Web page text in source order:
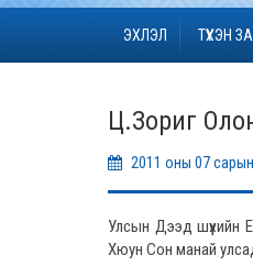
ЭХЛЭЛ ТҮҮХЭН
Ц.Зориг
2011 оны 07
Улсын Дээд шүүхийн
Хюун Сон манай